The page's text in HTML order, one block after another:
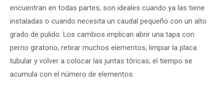
encuentran en todas partes; son ideales cuando ya las tiene
instaladas o cuando necesita un caudal pequeño con un alto
grado de pulido. Los cambios implican abrir una tapa con
perno giratorio, retirar muchos elementos, limpiar la placa
tubular y volver a colocar las juntas tóricas; el tiempo se
acumula con el número de elementos.